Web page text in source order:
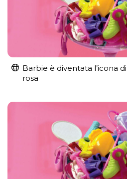
Barbie è diventata l’icona
rosa